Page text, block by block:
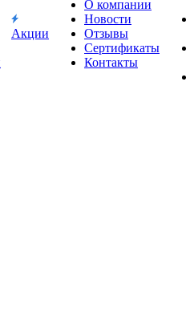
Акции
О компании
Новости
Отзывы
Сертификаты
Контакты